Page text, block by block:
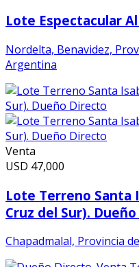
Lote Espectacular
Nordelta, Benavidez,
Argentina
Venta
USD 47,000
Lote Terreno Santa
Cruz del Sur).
Chapadmalal, Provincia